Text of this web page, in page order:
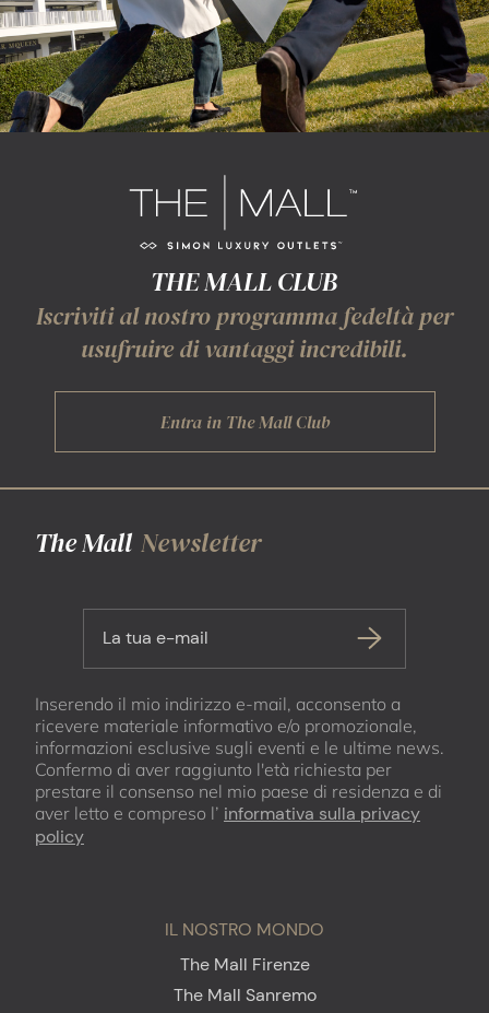
THE MALL CLUB
Iscriviti al nostro programma fedeltà per
usufruire di vantaggi incredibili.
Entra in The Mall Club
The Mall Newsletter
La tua e-mail
Inserendo il mio indirizzo e-mail, acconsento a
ricevere materiale informativo e/o promozionale,
informazioni esclusive sugli eventi e le ultime news.
Confermo di aver raggiunto l'età richiesta per
prestare il consenso nel mio paese di residenza e di
aver letto e compreso l’ informativa sulla privacy
policy
IL NOSTRO MONDO
The Mall Firenze
The Mall Sanremo